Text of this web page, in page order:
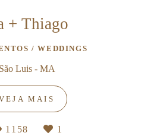
+ Thiago
/ WEDDINGS
São Luis - MA
MAIS
1158 1